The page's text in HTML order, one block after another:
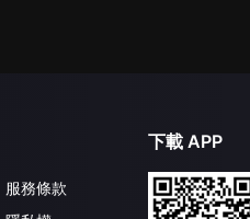
服務條款
下載 APP